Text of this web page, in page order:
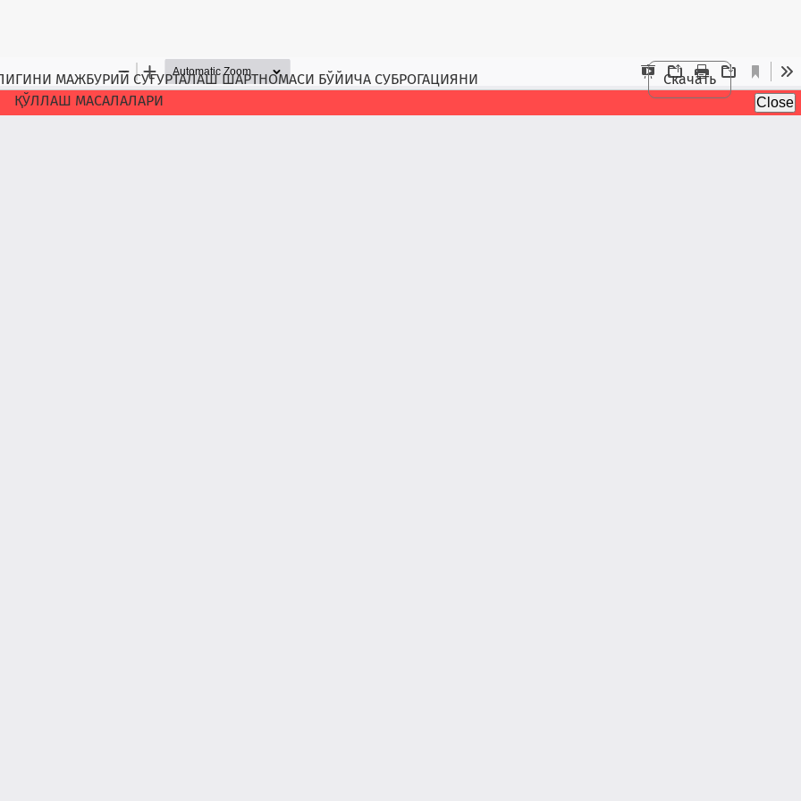
МАЖБУРИЙ СУҒУРТАЛАШ ШАРТНОМАСИ БЎЙИЧА СУБРОГАЦИЯНИ
ҚЎЛЛАШ МАСАЛАЛАРИ
Скачать